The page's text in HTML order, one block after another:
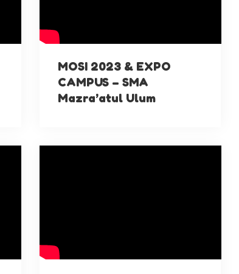
MOSI 2023 & EXPO
CAMPUS – SMA
Mazra’atul Ulum